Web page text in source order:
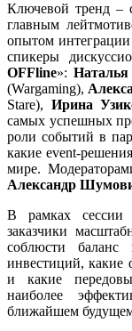
Ключевой тренд –
главным
опытом
спикеры
OFFline»:
(Wargaming),
Stare), Ирина
самых успешных
роли событий в
какие event-
мире.
Александр
В рамках сессии
заказчики
соблюсти
инвестиций, какие
и какие
наиболее
ближайшем